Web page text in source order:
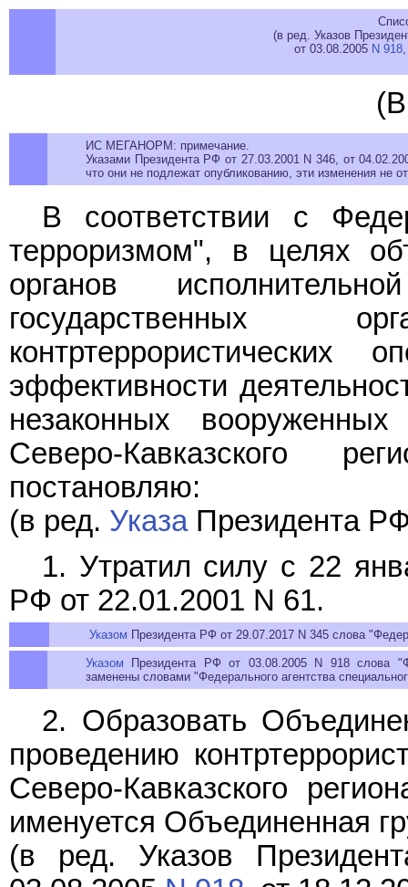
(в ред. Указов
от 03.08.2005 N 918
ИС МЕГАНОРМ: примечание.
Указами Президента РФ от 27.03.2001 N 346, от
что они не подлежат опубликованию, эти изменения не
В соответствии с
терроризмом", в целях
органов
государственных
эффективности
незаконных
Северо-Кавказского
постановляю:
(в ред. УказаПрезидента
1. Утратил силу с 22
РФ от 22.01.2001 N 61.
Указом Президента РФ от 29.07.2017 N 345 слова
Указом Президента РФ от 03.08.2005 N 918 слова
заменены словами "Федерального агентства
2. Образовать
проведению
Северо-Кавказского
именуется Объединенная
(в ред. Указов